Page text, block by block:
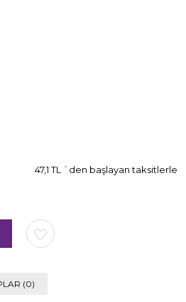
47,1 TL `den başlayan taksitlerle
(0)